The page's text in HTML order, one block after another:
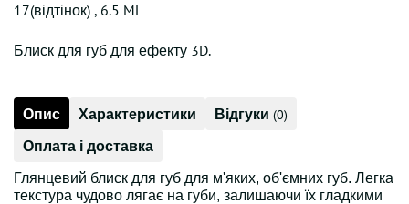
17(відтінок) , 6.5 ML
Блиск для губ для ефекту 3D.
Опис Характеристики Відгуки (0)
Оплата і доставка
Глянцевий блиск для губ для м'яких, об'ємних губ. Легка
текстура чудово лягає на губи, залишаючи їх гладкими